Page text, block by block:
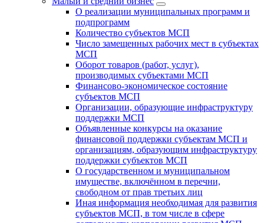
О реализации муниципальных программ и
подпрограмм
Количество субъектов МСП
Число замещенных рабочих мест в субъектах
МСП
Оборот товаров (работ, услуг),
производимых субъектами МСП
Финансово-экономическое состояние
субъектов МСП
Организации, образующие инфраструктуру
поддержки МСП
Объявленные конкурсы на оказание
финансовой поддержки субъектам МСП и
организациям, образующим инфраструктуру
поддержки субъектов МСП
О государственном и муниципальном
имуществе, включённом в перечни,
свободном от прав третьих лиц
Иная информация необходимая для развития
субъектов МСП, в том числе в сфере